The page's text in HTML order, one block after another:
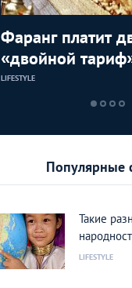
Фаранг платит
«двойной
иностранцев
имиджу Тайланда
LIFESTYLE
Популярные
Такие
LIFESTYLE